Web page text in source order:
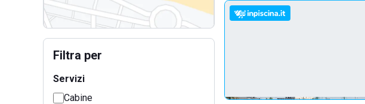
Filtra per
Servizi
Cabine